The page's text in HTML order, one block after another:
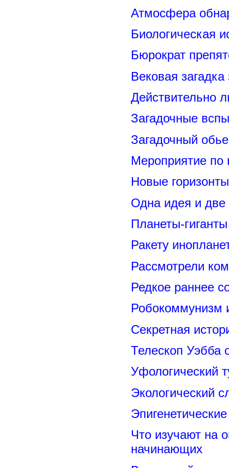
Атмосфера
Биологическая
Бюрократ
Вековая
Действительно
Загадочные
Загадочный
Мероприятие
Новые
Одна идея и две
Планеты-
Ракету
Рассмотрели
Редкое раннее
Секретная
Телескоп Уэбба
Уфологический
Экологический
Что изучают на
начинающих